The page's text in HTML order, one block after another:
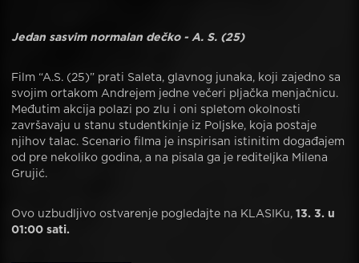
Jedan sasvim normalan dečko - A. S. (25)
Film “A.S. (25)” prati Saleta, glavnog junaka, koji zajedno sa
svojim ortakom Andrejem jedne večeri pljačka menjačnicu.
Međutim akcija polazi po zlu i oni spletom okolnosti
završavaju u stanu studentkinje iz Poljske, koja postaje
njihov talac. Scenario filma je inspirisan istinitim događajem
od pre nekoliko godina, a na pisala ga je rediteljka Milena
Grujić.
Ovo uzbudljivo ostvarenje pogledajte na KLASIKu, 13. 3. u
01:00 sati.